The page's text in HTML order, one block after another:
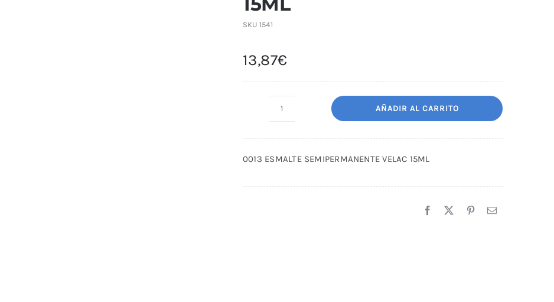
SKU 1541
13,87€
VELAC
AÑADIR AL CARRITO
0013 ESMALTE SEMIPERMANENTE VELAC 15ML